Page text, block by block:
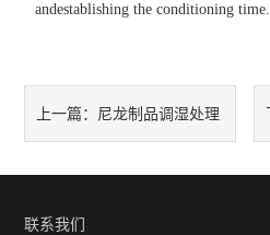
andestablishing the conditioning time.
上一篇： 尼龙制品调湿处理
联系我们